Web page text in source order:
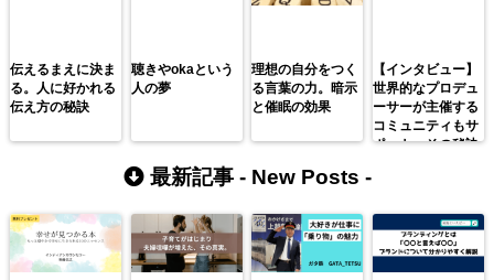
伝えるまえに決ま
る。人に好かれる
伝え方の秘訣
聴きやokaという
人の夢
理想の自分をつく
る言葉の力。暗示
と催眠の効果
【インタビュー】
世界的なプロデュ
ーサーが主催する
コミュニティもサ
ポート。その秘訣
最新記事 - New Posts -